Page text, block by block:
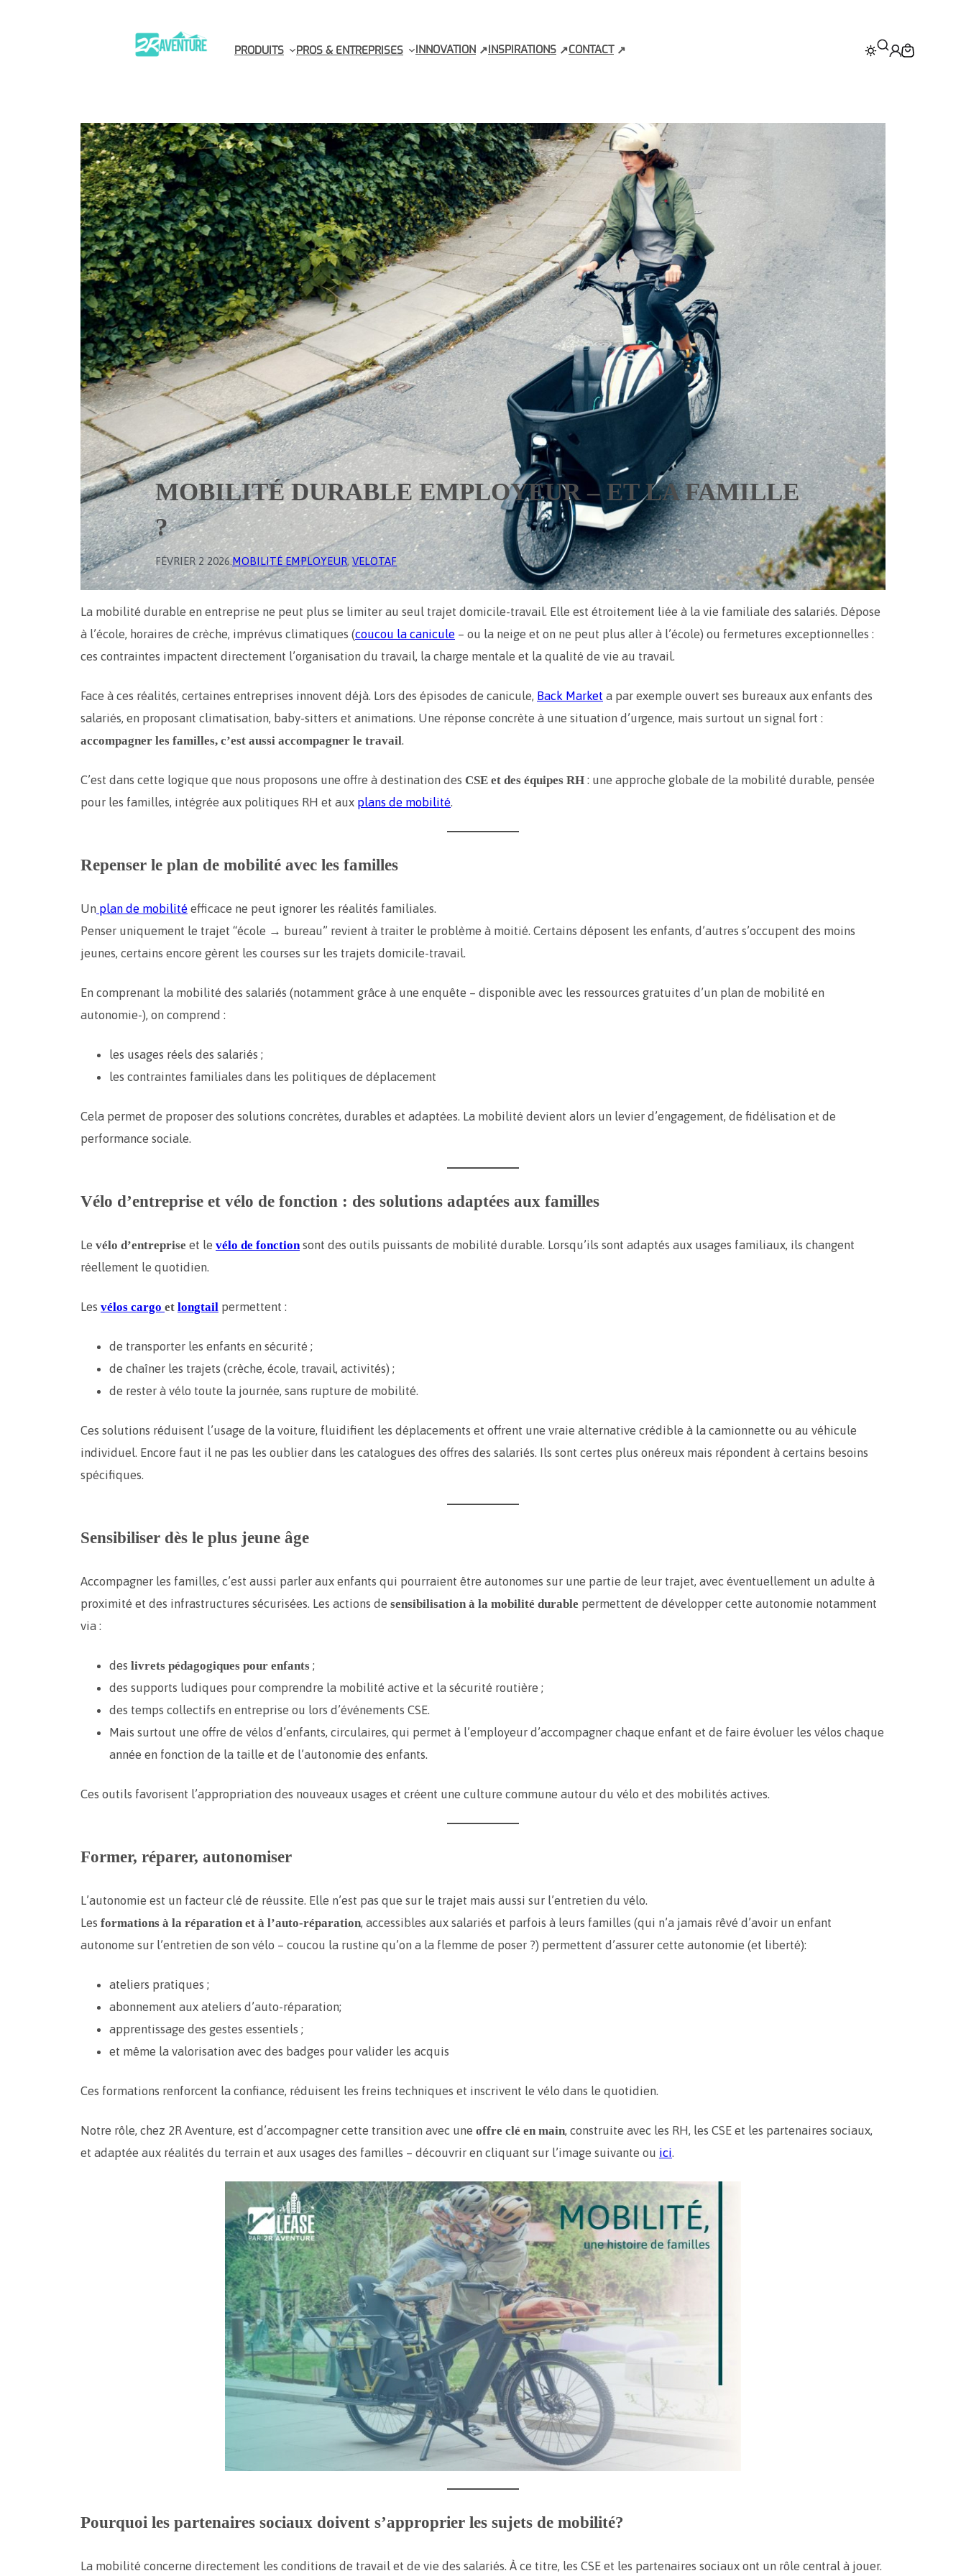
PRODUITS PROS & ENTREPRISES INNOVATION INSPIRATIONS CONTACT
MOBILITÉ DURABLE EMPLOYEUR – ET LA FAMILLE
?
FÉVRIER 2 2026.MOBILITÉ EMPLOYEUR, VELOTAF
La mobilité durable en entreprise ne peut plus se limiter au seul trajet domicile-travail. Elle est étroitement liée à la vie familiale des salariés. Dépose
à l’école, horaires de crèche, imprévus climatiques (coucou la canicule – ou la neige et on ne peut plus aller à l’école) ou fermetures exceptionnelles :
ces contraintes impactent directement l’organisation du travail, la charge mentale et la qualité de vie au travail.
Face à ces réalités, certaines entreprises innovent déjà. Lors des épisodes de canicule, Back Market a par exemple ouvert ses bureaux aux enfants des
salariés, en proposant climatisation, baby-sitters et animations. Une réponse concrète à une situation d’urgence, mais surtout un signal fort :
accompagner les familles, c’est aussi accompagner le travail.
C’est dans cette logique que nous proposons une offre à destination des CSE et des équipes RH : une approche globale de la mobilité durable, pensée
pour les familles, intégrée aux politiques RH et aux plans de mobilité.
Repenser le plan de mobilité avec les familles
Un plan de mobilité efficace ne peut ignorer les réalités familiales.
Penser uniquement le trajet “école → bureau” revient à traiter le problème à moitié. Certains déposent les enfants, d’autres s’occupent des moins
jeunes, certains encore gèrent les courses sur les trajets domicile-travail.
En comprenant la mobilité des salariés (notamment grâce à une enquête – disponible avec les ressources gratuites d’un plan de mobilité en
autonomie-), on comprend :
les usages réels des salariés ;
les contraintes familiales dans les politiques de déplacement
Cela permet de proposer des solutions concrètes, durables et adaptées. La mobilité devient alors un levier d’engagement, de fidélisation et de
performance sociale.
Vélo d’entreprise et vélo de fonction : des solutions adaptées aux familles
Le vélo d’entreprise et le vélo de fonctionsont des outils puissants de mobilité durable. Lorsqu’ils sont adaptés aux usages familiaux, ils changent
réellement le quotidien.
Les vélos cargo et longtail permettent :
de transporter les enfants en sécurité ;
de chaîner les trajets (crèche, école, travail, activités) ;
de rester à vélo toute la journée, sans rupture de mobilité.
Ces solutions réduisent l’usage de la voiture, fluidifient les déplacements et offrent une vraie alternative crédible à la camionnette ou au véhicule
individuel. Encore faut il ne pas les oublier dans les catalogues des offres des salariés. Ils sont certes plus onéreux mais répondent à certains besoins
spécifiques.
Sensibiliser dès le plus jeune âge
Accompagner les familles, c’est aussi parler aux enfants qui pourraient être autonomes sur une partie de leur trajet, avec éventuellement un adulte à
proximité et des infrastructures sécurisées. Les actions de sensibilisation à la mobilité durable permettent de développer cette autonomie notamment
via :
des livrets pédagogiques pour enfants ;
des supports ludiques pour comprendre la mobilité active et la sécurité routière ;
des temps collectifs en entreprise ou lors d’événements CSE.
Mais surtout une offre de vélos d’enfants, circulaires, qui permet à l’employeur d’accompagner chaque enfant et de faire évoluer les vélos chaque
année en fonction de la taille et de l’autonomie des enfants.
Ces outils favorisent l’appropriation des nouveaux usages et créent une culture commune autour du vélo et des mobilités actives.
Former, réparer, autonomiser
L’autonomie est un facteur clé de réussite. Elle n’est pas que sur le trajet mais aussi sur l’entretien du vélo.
Les formations à la réparation et à l’auto-réparation, accessibles aux salariés et parfois à leurs familles (qui n’a jamais rêvé d’avoir un enfant
autonome sur l’entretien de son vélo – coucou la rustine qu’on a la flemme de poser ?) permettent d’assurer cette autonomie (et liberté):
ateliers pratiques ;
abonnement aux ateliers d’auto-réparation;
apprentissage des gestes essentiels ;
et même la valorisation avec des badges pour valider les acquis
Ces formations renforcent la confiance, réduisent les freins techniques et inscrivent le vélo dans le quotidien.
Notre rôle, chez 2R Aventure, est d’accompagner cette transition avec une offre clé en main, construite avec les RH, les CSE et les partenaires sociaux,
et adaptée aux réalités du terrain et aux usages des familles – découvrir en cliquant sur l’image suivante ou ici.
Pourquoi les partenaires sociaux doivent s’approprier les sujets de mobilité?
La mobilité concerne directement les conditions de travail et de vie des salariés. À ce titre, les CSE et les partenaires sociaux ont un rôle central à jouer.